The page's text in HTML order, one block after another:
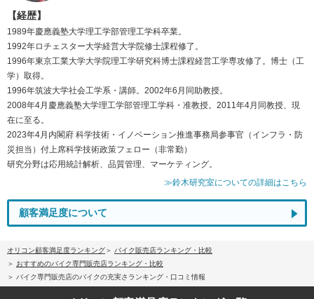
【経歴】
1989年慶應義塾大学理工学部管理工学科卒業。
1992年ロチェスター大学経営大学院修士課程修了。
1996年東京工業大学大学院理工学研究科博士課程経営工学専攻修了。博士（工
学）取得。
1996年筑波大学社会工学系・講師。2002年6月同助教授。
2008年4月慶應義塾大学理工学部管理工学科・准教授。2011年4月同教授、現
在に至る。
2023年4月内閣府 科学技術・イノベーション推進事務局参事官（インフラ・防
災担当）付上席科学技術政策フェロー（非常勤）
研究分野は応用統計解析、品質管理、マーケティング。
≫鈴木研究室についての詳細はこちら
顧客満足度について
オリコン顧客満足度ランキング
バイク販売店ランキング・比較
おすすめのバイク専門販売店ランキング・比較
バイク専門販売店のバイクの充実さランキング・口コミ情報